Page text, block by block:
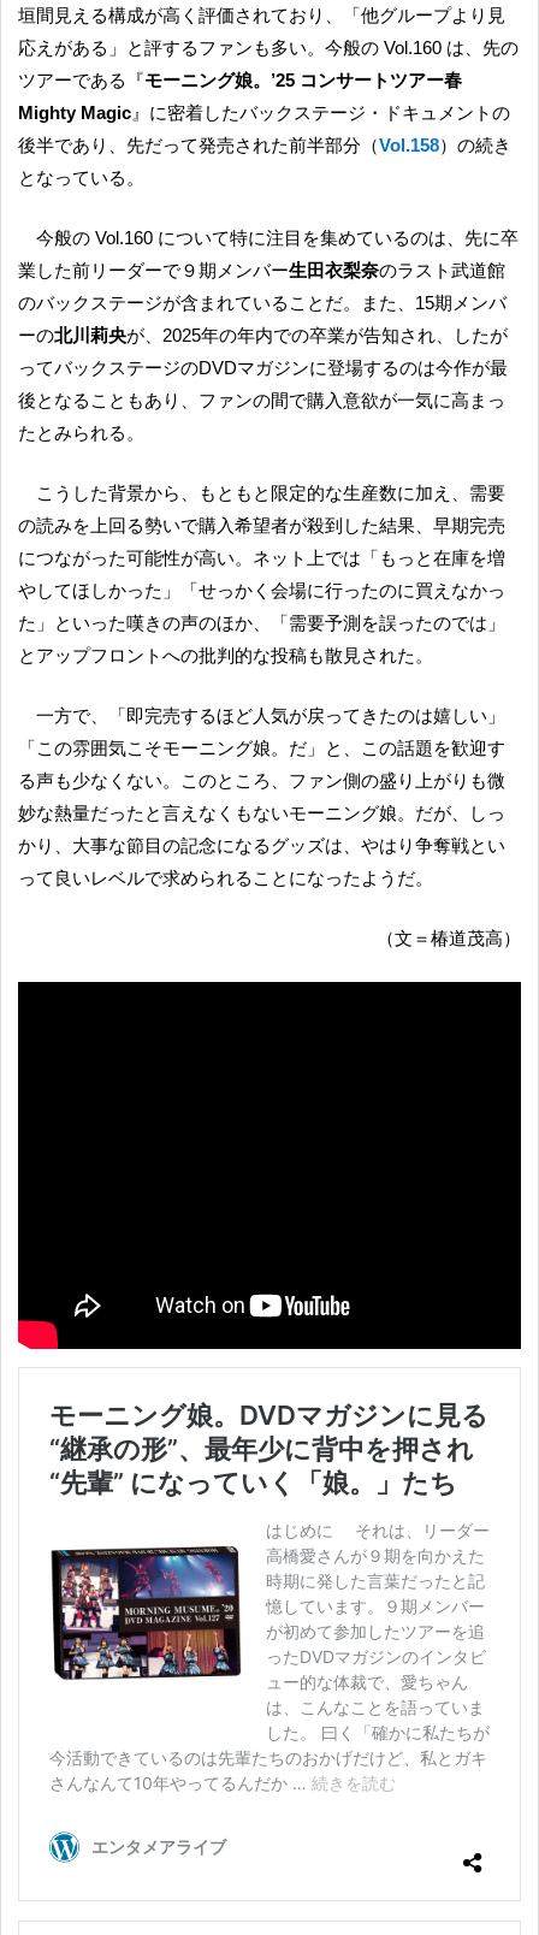
垣間見える構成が高く評価されており、「他グループより見
応えがある」と評するファンも多い。今般の Vol.160 は、先の
ツアーである『モーニング娘。’25 コンサートツアー春
Mighty Magic 』に密着したバックステージ・ドキュメントの
後半であり、先だって発売された前半部分（Vol.158）の続き
となっている。
今般の Vol.160 について特に注目を集めているのは、先に卒
業した前リーダーで９期メンバー生田衣梨奈のラスト武道館
のバックステージが含まれていることだ。また、15期メンバ
ーの北川莉央が、2025年の年内での卒業が告知され、したが
ってバックステージのDVDマガジンに登場するのは今作が最
後となることもあり、ファンの間で購入意欲が一気に高まっ
たとみられる。
こうした背景から、もともと限定的な生産数に加え、需要
の読みを上回る勢いで購入希望者が殺到した結果、早期完売
につながった可能性が高い。ネット上では「もっと在庫を増
やしてほしかった」「せっかく会場に行ったのに買えなかっ
た」といった嘆きの声のほか、「需要予測を誤ったのでは」
とアップフロントへの批判的な投稿も散見された。
一方で、「即完売するほど人気が戻ってきたのは嬉しい」
「この雰囲気こそモーニング娘。だ」と、この話題を歓迎す
る声も少なくない。このところ、ファン側の盛り上がりも微
妙な熱量だったと言えなくもないモーニング娘。だが、しっ
かり、大事な節目の記念になるグッズは、やはり争奪戦とい
って良いレベルで求められることになったようだ。
（文＝椿道茂高）